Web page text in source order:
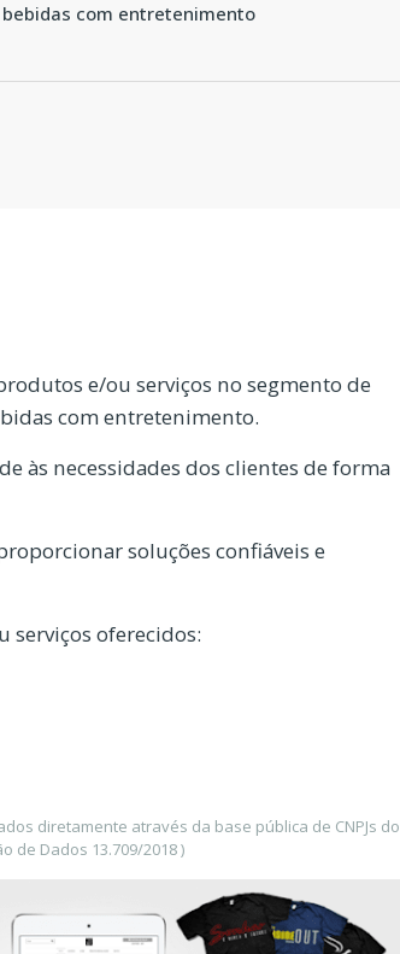
com entretenimento
e/ou serviços no segmento de
com entretenimento.
às necessidades dos clientes de forma
soluções confiáveis e
serviços oferecidos:
diretamente através da base pública de CNPJs do
de Dados 13.709/2018 )